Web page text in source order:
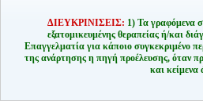
ΔΙΕΥΚΡΙΝΙΣΕΙΣ: 1) Τα γραφόμενα
εξατομικευμένης θεραπείας ή/και
Επαγγελματία για κάποιο συγκεκριμένο
της ανάρτησης η πηγή προέλευσης, όταν
και